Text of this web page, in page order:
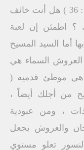
مملكته ليست من هذا العالم ( يو18 : 36 ) هل أنت خائف
؟ اطمئن إن لعبة
أما السيد المسيح
السماء هي
هي موطئ قدميه (
من أجلك أيضاً ،
، ومن عبودية
والعروش يجعل
تعلو مستوي